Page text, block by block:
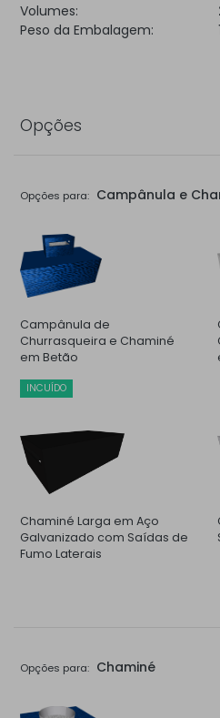
Volumes:
Peso da Embalagem:
Opções
Opções para: Campânula e
Campânula de
Churrasqueira e Chaminé
em Betão
INCUÍDO
Chaminé Larga em Aço
Galvanizado com Saídas de
Fumo Laterais
Opções para: Chaminé